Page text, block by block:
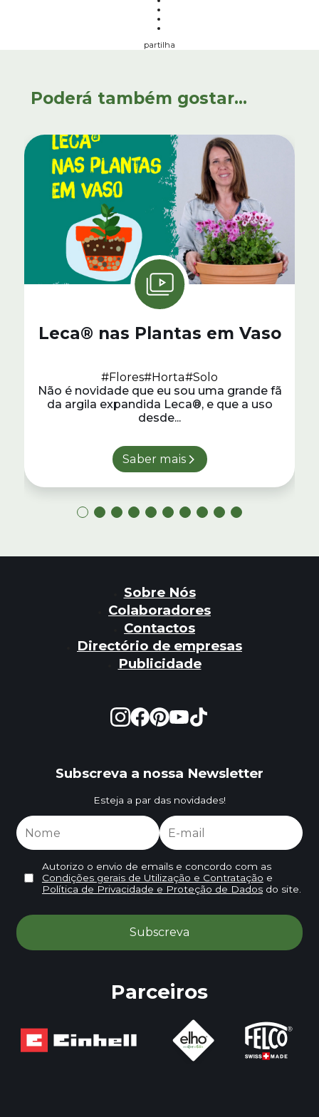
partilha
Poderá também gostar...
Leca® nas Plantas em Vaso
#Flores#Horta#Solo
Não é novidade que eu sou uma grande fã
da argila expandida Leca®, e que a uso
desde...
Saber mais
Sobre Nós
Colaboradores
Contactos
Directório de empresas
Publicidade
Subscreva a nossa Newsletter
Esteja a par das novidades!
Autorizo o envio de emails e concordo com as
Condições gerais de Utilização e Contratação e
Política de Privacidade e Proteção de Dadosdo site.
Parceiros